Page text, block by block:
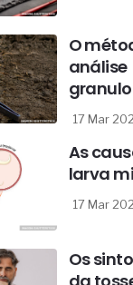
O
análise
17 Mar
As
larva
17 Mar
Os